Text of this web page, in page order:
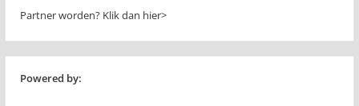
Partner worden? Klik dan hier>
Powered by: